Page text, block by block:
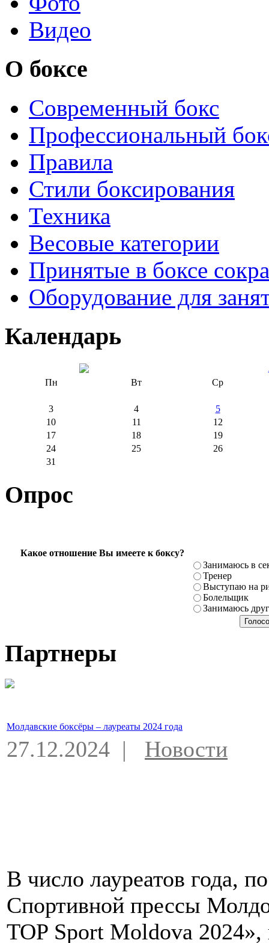
Видео
О боксе
Современный бокс
Профессиональный
Правила
Стили боксирования
Техника
Весовые категории
Принятые в боксе
Оборудование для
Календарь
Пн
Вт Ср
3 4
5
10
11
12
17
18
19
24
25
26
31
Опрос
Какое отношение Вы имеете к боксу?
Занимаюсь в
Тренер
Выступаю на
Болельщик
Занимаюсь
Партнеры
Молдавские боксёры – лауреаты 2024 года
27.12.2024 | Новости
В число лауреатов года,
Спортивной прессы
TOP Sport Moldova